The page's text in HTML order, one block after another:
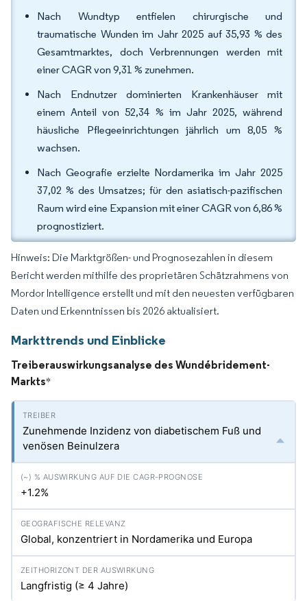
Nach Wundtyp entfielen chirurgische und
traumatische Wunden im Jahr 2025 auf 35,93 % des
Gesamtmarktes, doch Verbrennungen werden mit
einer CAGR von 9,31 % zunehmen.
Nach Endnutzer dominierten Krankenhäuser mit
einem Anteil von 52,34 % im Jahr 2025, während
häusliche Pflegeeinrichtungen jährlich um 8,05 %
wachsen.
Nach Geografie erzielte Nordamerika im Jahr 2025
37,02 % des Umsatzes; für den asiatisch-pazifischen
Raum wird eine Expansion mit einer CAGR von 6,86 %
prognostiziert.
Hinweis: Die Marktgrößen- und Prognosezahlen in diesem
Bericht werden mithilfe des proprietären Schätzrahmens von
Mordor Intelligence erstellt und mit den neuesten verfügbaren
Daten und Erkenntnissen bis 2026 aktualisiert.
Markttrends und Einblicke
Treiberauswirkungsanalyse des Wundébridement-
Markts*
Zunehmende Inzidenz von diabetischem Fuß und
venösen Beinulzera
+1.2%
Global, konzentriert in Nordamerika und Europa
Langfristig (≥ 4 Jahre)